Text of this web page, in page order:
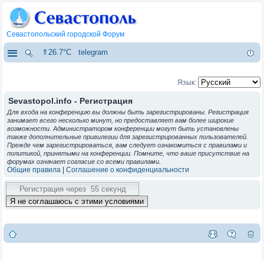
Севастопольский городской Форум
⇑26.7°C telegram
Язык:
Sevastopol.info - Регистрация
Для входа на конференцию вы должны быть зарегистрированы. Регистрация
занимает всего несколько минут, но предоставляет вам более широкие
возможности. Администратором конференции могут быть установлены
также дополнительные привилегии для зарегистрированных пользователей.
Прежде чем зарегистрироваться, вам следует ознакомиться с правилами и
политикой, принятыми на конференции. Помните, что ваше присутствие на
форумах означает согласие со всеми правилами.
Общие правила Соглашение о конфиденциальности